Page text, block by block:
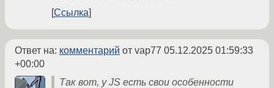
Ссылка
Ответ на: комментарий от vap77 05.12.2025 01:59:33
+00:00
Так вот, у JS есть свои особенности